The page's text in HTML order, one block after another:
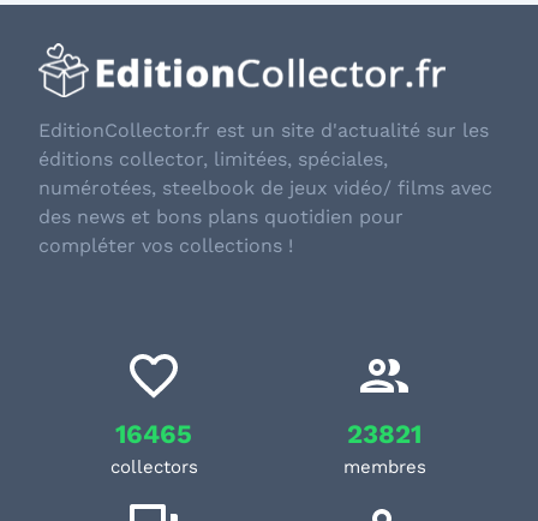
EditionCollector.fr est un site d'actualité sur les
éditions collector, limitées, spéciales,
numérotées, steelbook de jeux vidéo/ films avec
des news et bons plans quotidien pour
compléter vos collections !
16465
collectors
23821
membres